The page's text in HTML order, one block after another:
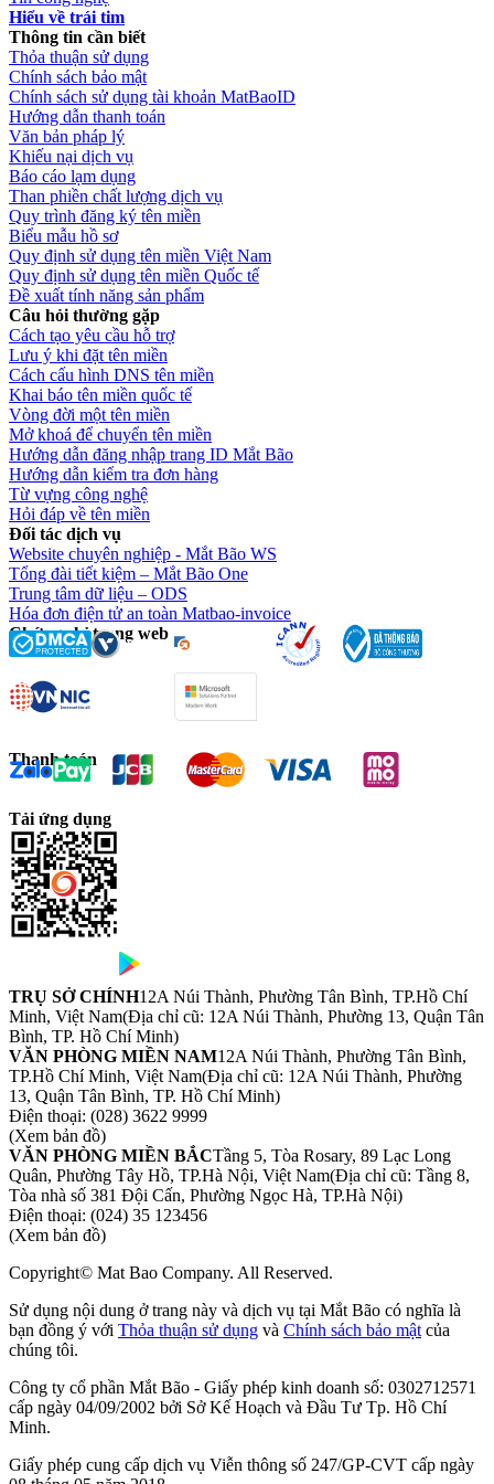
Hiểu về trái tim
Thông tin cần biết
Thỏa thuận sử dụng
Chính sách bảo mật
Chính sách sử dụng tài khoản MatBaoID
Hướng dẫn thanh toán
Văn bản pháp lý
Khiếu nại dịch vụ
Báo cáo lạm dụng
Than phiền chất lượng dịch vụ
Quy trình đăng ký tên miền
Biểu mẫu hồ sơ
Quy định sử dụng tên miền Việt Nam
Quy định sử dụng tên miền Quốc tế
Đề xuất tính năng sản phẩm
Câu hỏi thường gặp
Cách tạo yêu cầu hỗ trợ
Lưu ý khi đặt tên miền
Cách cấu hình DNS tên miền
Khai báo tên miền quốc tế
Vòng đời một tên miền
Mở khoá để chuyển tên miền
Hướng dẫn đăng nhập trang ID Mắt Bão
Hướng dẫn kiểm tra đơn hàng
Từ vựng công nghệ
Hỏi đáp về tên miền
Đối tác dịch vụ
Website chuyên nghiệp - Mắt Bão WS
Tổng đài tiết kiệm – Mắt Bão One
Trung tâm dữ liệu – ODS
Hóa đơn điện tử an toàn Matbao-invoice
Chứng chỉ trang web
Thanh toán
Tải ứng dụng
TRỤ SỞ CHÍNH12A Núi Thành, Phường Tân Bình, TP.Hồ Chí
Minh, Việt Nam(Địa chỉ cũ: 12A Núi Thành, Phường 13, Quận Tân
Bình, TP. Hồ Chí Minh)
VĂN PHÒNG MIỀN NAM12A Núi Thành, Phường Tân Bình,
TP.Hồ Chí Minh, Việt Nam(Địa chỉ cũ: 12A Núi Thành, Phường
13, Quận Tân Bình, TP. Hồ Chí Minh)
Điện thoại: (028) 3622 9999
(Xem bản đồ)
VĂN PHÒNG MIỀN BẮCTầng 5, Tòa Rosary, 89 Lạc Long
Quân, Phường Tây Hồ, TP.Hà Nội, Việt Nam(Địa chỉ cũ: Tầng 8,
Tòa nhà số 381 Đội Cấn, Phường Ngọc Hà, TP.Hà Nội)
Điện thoại: (024) 35 123456
(Xem bản đồ)
Copyright© Mat Bao Company. All Reserved.
Sử dụng nội dung ở trang này và dịch vụ tại Mắt Bão có nghĩa là
bạn đồng ý với Thỏa thuận sử dụng và Chính sách bảo mật của
chúng tôi.
Công ty cổ phần Mắt Bão - Giấy phép kinh doanh số: 0302712571
cấp ngày 04/09/2002 bởi Sở Kế Hoạch và Đầu Tư Tp. Hồ Chí
Minh.
Giấy phép cung cấp dịch vụ Viễn thông số 247/GP-CVT cấp ngày